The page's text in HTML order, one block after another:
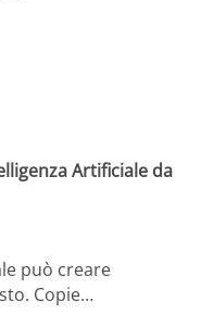
Artificiale da
può creare
Copie…